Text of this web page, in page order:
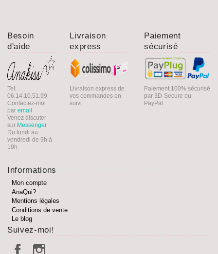
Besoin
d'aide
Tel:
06.14.10.51.99
Contactez-moi
par email
Venez discuter
sur Messenger
Du lundi au
vendredi de 9h à
19h
Livraison
express
Livraison express de
vos commandes en
suivi
Paiement
sécurisé
Paiement 100% sécurisé
par 3D-Secure ou
PayPal
Informations
Mon compte
AnaQui?
Mentions légales
Conditions de vente
Le blog
Suivez-moi!